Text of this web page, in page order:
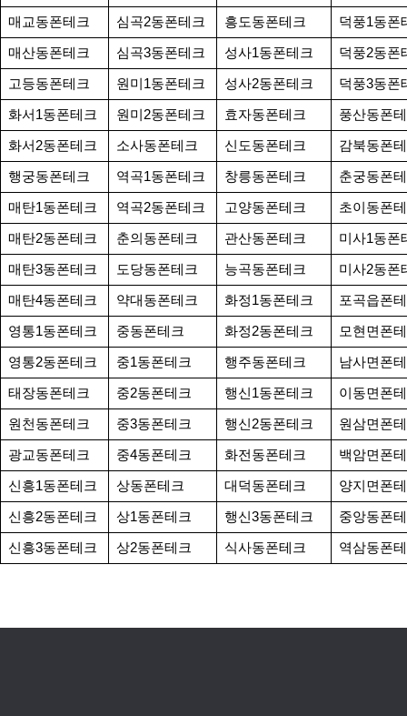
매교동폰테크
심곡2동폰테크 흥도동폰테크
덕풍1동폰
매산동폰테크
심곡3동폰테크 성사1동폰테크
덕풍2동폰
고등동폰테크
원미1동폰테크 성사2동폰테크
덕풍3동폰
화서1동폰테크
원미2동폰테크 효자동폰테크
풍산동폰
화서2동폰테크
소사동폰테크 신도동폰테크
감북동폰
행궁동폰테크
역곡1동폰테크 창릉동폰테크
춘궁동폰
매탄1동폰테크
역곡2동폰테크 고양동폰테크
초이동폰
매탄2동폰테크
춘의동폰테크 관산동폰테크
미사1동폰
매탄3동폰테크
도당동폰테크 능곡동폰테크
미사2동폰
매탄4동폰테크
약대동폰테크 화정1동폰테크
포곡읍폰
영통1동폰테크
중동폰테크 화정2동폰테크
모현면폰
영통2동폰테크
중1동폰테크 행주동폰테크
남사면폰
태장동폰테크
중2동폰테크 행신1동폰테크
이동면폰
원천동폰테크
중3동폰테크 행신2동폰테크
원삼면폰
광교동폰테크
중4동폰테크 화전동폰테크
백암면폰
신흥1동폰테크
상동폰테크 대덕동폰테크
양지면폰
신흥2동폰테크
상1동폰테크 행신3동폰테크
중앙동폰
신흥3동폰테크
상2동폰테크 식사동폰테크 역삼동폰